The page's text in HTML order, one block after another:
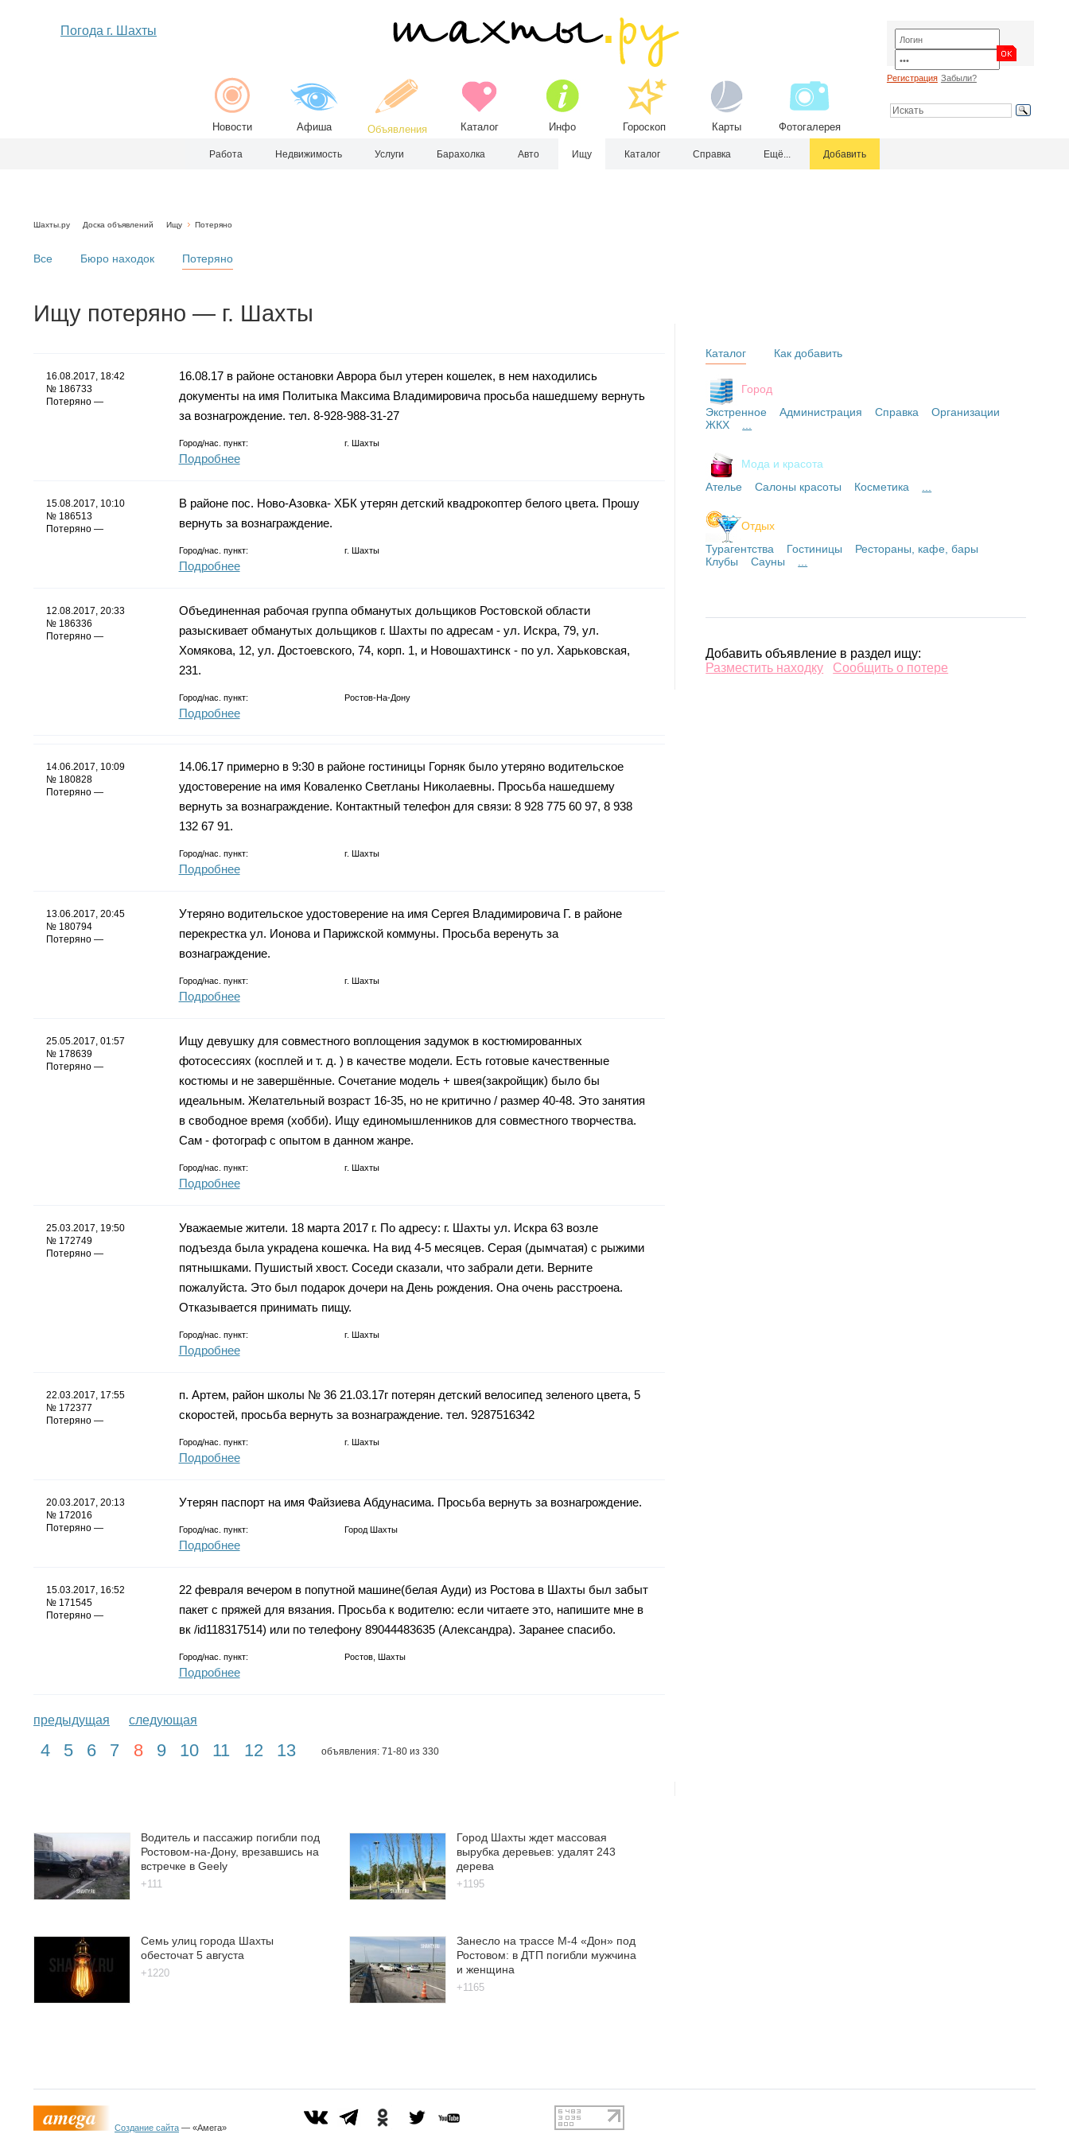
Погода г. Шахты
Новости Афиша Объявления Каталог Инфо Гороскоп Карты Фотогалерея
Регистрация Забыли?
Работа Недвижимость Услуги Барахолка Авто Ищу Каталог Справка Ещё... Добавить
Шахты.ру Доска объявлений Ищу Потеряно
Все Бюро находок Потеряно
Ищу потеряно — г. Шахты
16.08.2017, 18:42
№ 186733
Потеряно —
16.08.17 в районе остановки Аврора был утерен кошелек, в нем находились
документы на имя Политыка Максима Владимировича просьба нашедшему вернуть
за вознагрождение. тел. 8-928-988-31-27
Город/нас. пункт: г. Шахты
Подробнее
15.08.2017, 10:10
№ 186513
Потеряно —
В районе пос. Ново-Азовка- ХБК утерян детский квадрокоптер белого цвета. Прошу
вернуть за вознаграждение.
Город/нас. пункт: г. Шахты
Подробнее
12.08.2017, 20:33
№ 186336
Потеряно —
Объединенная рабочая группа обманутых дольщиков Ростовской области
разыскивает обманутых дольщиков г. Шахты по адресам - ул. Искра, 79, ул.
Хомякова, 12, ул. Достоевского, 74, корп. 1, и Новошахтинск - по ул. Харьковская,
231.
Город/нас. пункт: Ростов-На-Дону
Подробнее
14.06.2017, 10:09
№ 180828
Потеряно —
14.06.17 примерно в 9:30 в районе гостиницы Горняк было утеряно водительское
удостоверение на имя Коваленко Светланы Николаевны. Просьба нашедшему
вернуть за вознаграждение. Контактный телефон для связи: 8 928 775 60 97, 8 938
132 67 91.
Город/нас. пункт: г. Шахты
Подробнее
13.06.2017, 20:45
№ 180794
Потеряно —
Утеряно водительское удостоверение на имя Сергея Владимировича Г. в районе
перекрестка ул. Ионова и Парижской коммуны. Просьба веренуть за
вознаграждение.
Город/нас. пункт: г. Шахты
Подробнее
25.05.2017, 01:57
№ 178639
Потеряно —
Ищу девушку для совместного воплощения задумок в костюмированных
фотосессиях (косплей и т. д. ) в качестве модели. Есть готовые качественные
костюмы и не завершённые. Сочетание модель + швея(закройщик) было бы
идеальным. Желательный возраст 16-35, но не критично / размер 40-48. Это занятия
в свободное время (хобби). Ищу единомышленников для совместного творчества.
Сам - фотограф с опытом в данном жанре.
Город/нас. пункт: г. Шахты
Подробнее
25.03.2017, 19:50
№ 172749
Потеряно —
Уважаемые жители. 18 марта 2017 г. По адресу: г. Шахты ул. Искра 63 возле
подъезда была украдена кошечка. На вид 4-5 месяцев. Серая (дымчатая) с рыжими
пятнышками. Пушистый хвост. Соседи сказали, что забрали дети. Верните
пожалуйста. Это был подарок дочери на День рождения. Она очень расстроена.
Отказывается принимать пищу.
Город/нас. пункт: г. Шахты
Подробнее
22.03.2017, 17:55
№ 172377
Потеряно —
п. Артем, район школы № 36 21.03.17г потерян детский велосипед зеленого цвета, 5
скоростей, просьба вернуть за вознаграждение. тел. 9287516342
Город/нас. пункт: г. Шахты
Подробнее
20.03.2017, 20:13
№ 172016
Потеряно —
Утерян паспорт на имя Файзиева Абдунасима. Просьба вернуть за вознагрождение.
Город/нас. пункт: Город Шахты
Подробнее
15.03.2017, 16:52
№ 171545
Потеряно —
22 февраля вечером в попутной машине(белая Ауди) из Ростова в Шахты был забыт
пакет с пряжей для вязания. Просьба к водителю: если читаете это, напишите мне в
вк /id118317514) или по телефону 89044483635 (Александра). Заранее спасибо.
Город/нас. пункт: Ростов, Шахты
Подробнее
предыдущая следующая
4 5 6 7 8 9 10 11 12 13 объявления: 71-80 из 330
Каталог
Город
Экстренное
Администрация Справка
Организации
ЖКХ
Мода и красота
Ателье
Салоны красоты Косметика
Отдых
Турагентства
Гостиницы
Рестораны, кафе, бары
Клубы
Сауны
Как добавить
Добавить объявление в раздел ищу:
Разместить находку
Сообщить о потере
Водитель и пассажир погибли под
Ростовом-на-Дону, врезавшись на
встречке в Geely
+111
Город Шахты ждет массовая
вырубка деревьев: удалят 243
дерева
+1195
Семь улиц города Шахты
обесточат 5 августа
+1220
Занесло на трассе М-4 «Дон» под
Ростовом: в ДТП погибли мужчина
и женщина
+1165
Создание сайта — «Амега»